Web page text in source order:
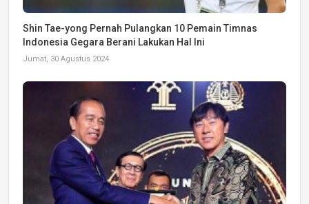
Shin Tae-yong Pernah Pulangkan 10 Pemain Timnas
Indonesia Gegara Berani Lakukan Hal Ini
Jumat, 30 Agustus 2024